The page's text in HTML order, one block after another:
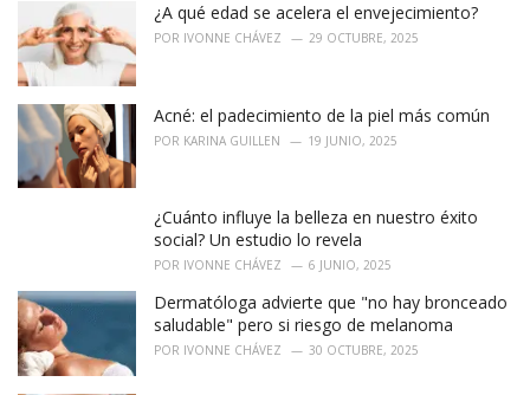
¿A qué edad se acelera el envejecimiento?
POR IVONNE CHÁVEZ 29 OCTUBRE, 2025
Acné: el padecimiento de la piel más común
POR KARINA GUILLEN 19 JUNIO, 2025
¿Cuánto influye la belleza en nuestro éxito
social? Un estudio lo revela
POR IVONNE CHÁVEZ 6 JUNIO, 2025
Dermatóloga advierte que "no hay bronceado
saludable" pero si riesgo de melanoma
POR IVONNE CHÁVEZ 30 OCTUBRE, 2025